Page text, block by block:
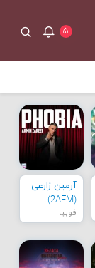
۵
آرمین زارعی
(2AFM)
فوبیا